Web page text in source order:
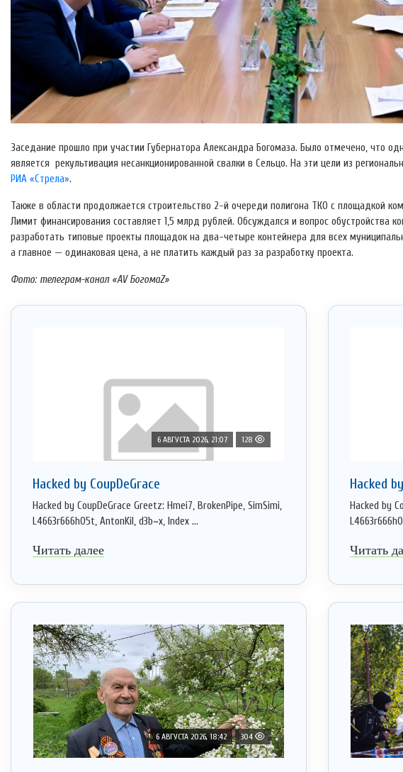
Заседание прошло при участии Губернатора Александра Богомаза. Было отмечено, что
является рекультивация несанкционированной свалки в Сельцо. На эти цели из
РИА «Стрела».
Также в области продолжается строительство 2-й очереди полигона ТКО с площадкой
Лимит финансирования составляет 1,5 млрд рублей. Обсуждался и вопрос обустройства
разработать типовые проекты площадок на два-четыре контейнера для всех
а главное — одинаковая цена, а не платить каждый раз за разработку проекта.
Фото: телеграм-канал «AV БогомаZ»
6 АВГУСТА 2026, 21:07 128
Hacked by CoupDeGrace
Hacked by CoupDeGrace Greetz: Hmei7, BrokenPipe, SimSimi,
L4663r666h05t, AntonKil, d3b~x, Index ...
Читать далее
Hacked
Hacked by
Читать
6 АВГУСТА 2026, 18:42 304